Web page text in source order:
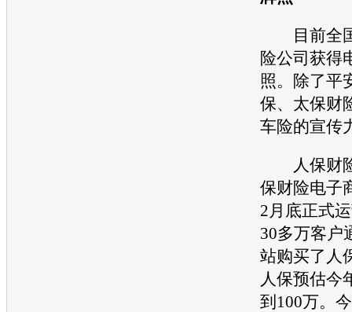
目前全国
险公司获得
照。除了平
保、太保财
车险的宣传
人保财险
保财险电子
2月底正式
30多万客户
站购买了人
人保预估今
到100万。